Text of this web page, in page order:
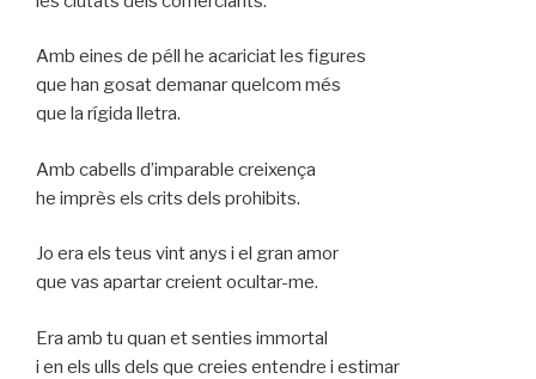
Amb eines de péll he acariciat les figures
que han gosat demanar quelcom més
que la rígida lletra.
Amb cabells d’imparable creixença
he imprès els crits dels prohibits.
Jo era els teus vint anys i el gran amor
que vas apartar creient ocultar-me.
Era amb tu quan et senties immortal
i en els ulls dels que creies entendre i estimar